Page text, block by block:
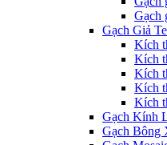
Gạch
Gạch Giả
Kích
Kích
Kích
Kích
Kích
Gạch Kính
Gạch Bông